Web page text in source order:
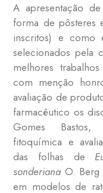
A apresentação
forma de
inscritos) e como
selecionados pela
melhores
com menção
avaliação de
farmacêutico os
Gomes Bastos,
fitoquímica e
das folhas de
sonderiana O.
em modelos de